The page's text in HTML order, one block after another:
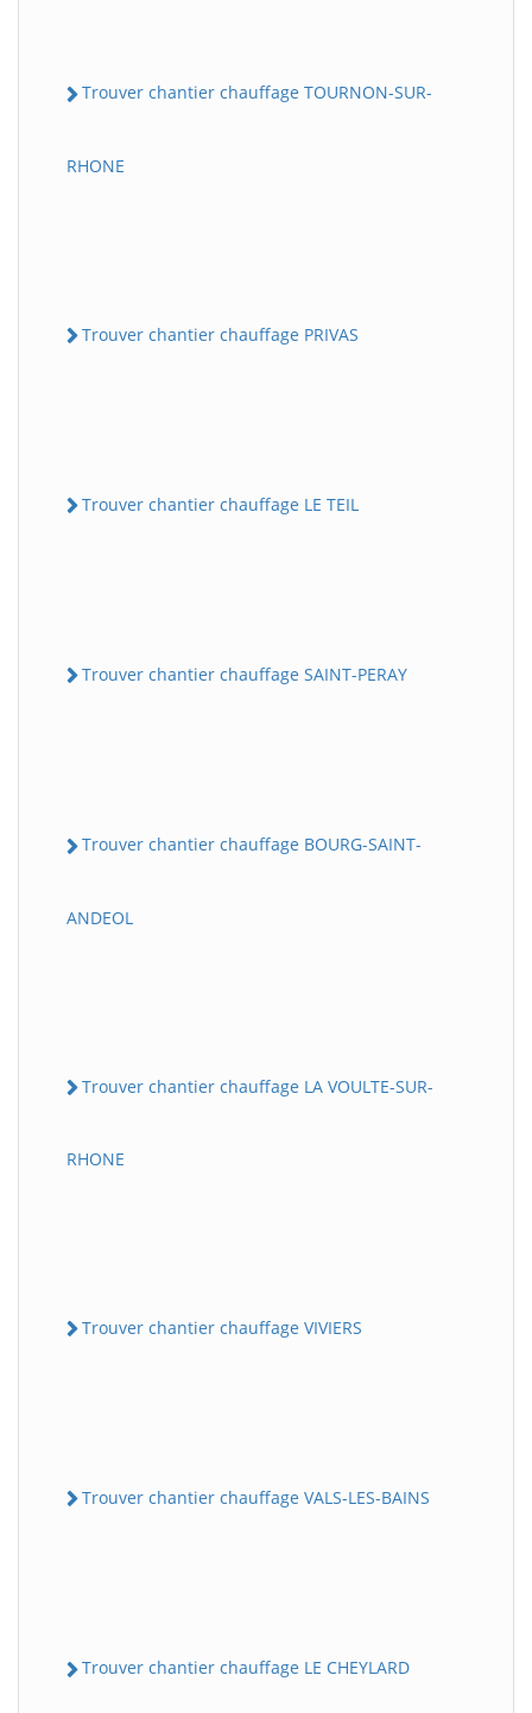
Trouver chantier chauffage TOURNON-SUR-
RHONE
Trouver chantier chauffage PRIVAS
Trouver chantier chauffage LE TEIL
Trouver chantier chauffage SAINT-PERAY
Trouver chantier chauffage BOURG-SAINT-
ANDEOL
Trouver chantier chauffage LA VOULTE-SUR-
RHONE
Trouver chantier chauffage VIVIERS
Trouver chantier chauffage VALS-LES-BAINS
Trouver chantier chauffage LE CHEYLARD